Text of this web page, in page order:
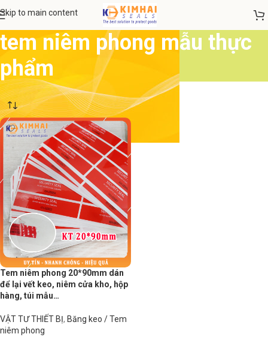
Skip to main content
tem niêm phong mẫu thực
phẩm
Tem niêm phong 20*90mm dán
để lại vết keo, niêm cửa kho, hộp
hàng, túi mẫu…
VẬT TƯ THIẾT BỊ, Băng keo / Tem
niêm phong